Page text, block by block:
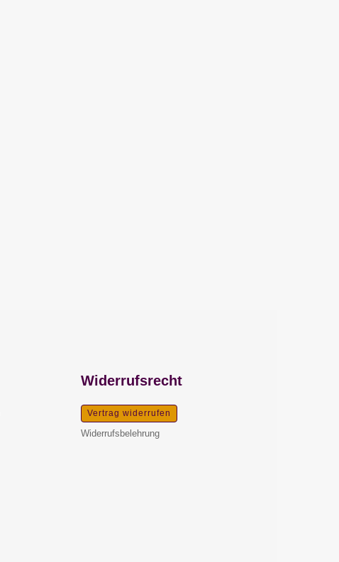
Widerrufsrecht
Vertrag widerrufen
Widerrufsbelehrung